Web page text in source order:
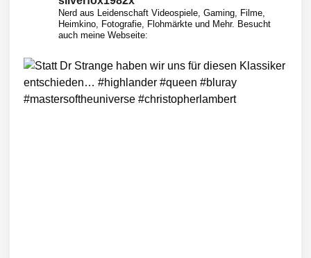
Nerd aus Leidenschaft Videospiele, Gaming, Filme,
Heimkino, Fotografie, Flohmärkte und Mehr. Besucht
auch meine Webseite: